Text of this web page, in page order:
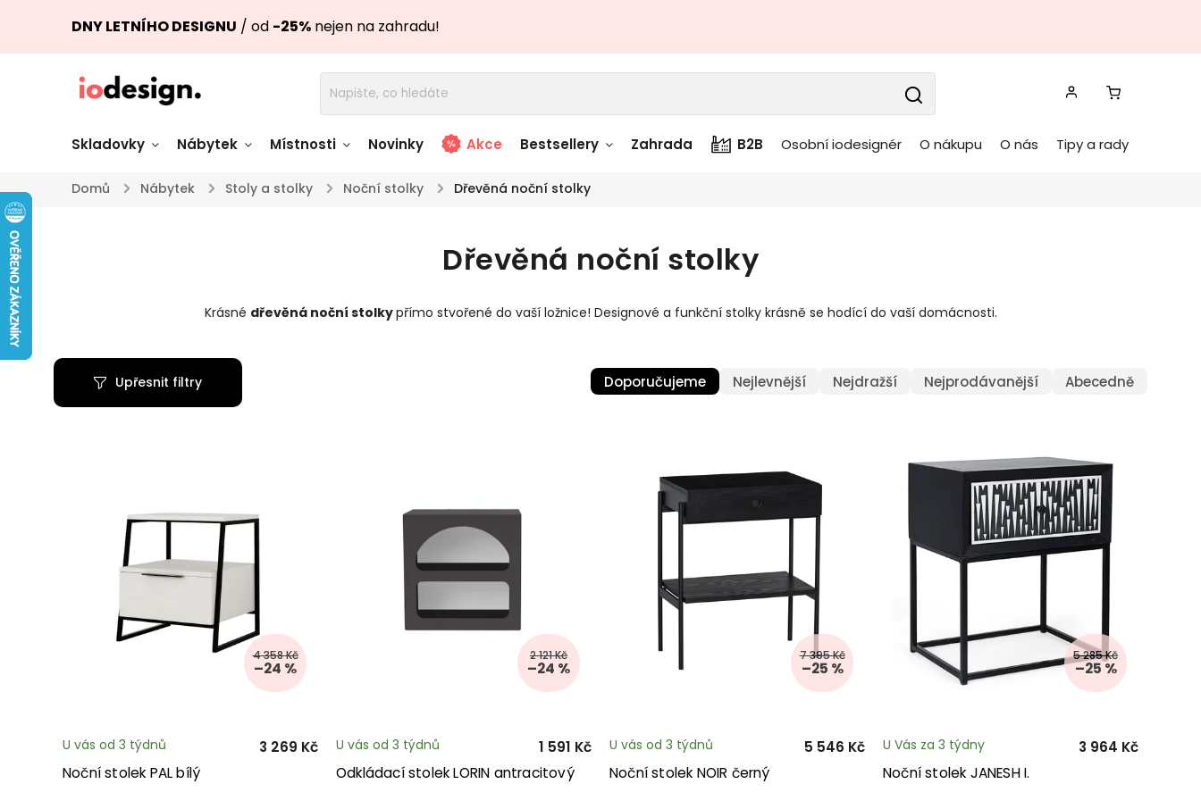
DNY LETNÍHO DESIGNU / od -25% nejen na zahradu!
Skladovky
Židle skladem Stoly skladem Stolky skladem
Zahradní nábytek
skladem
Doplňky a
Textílie skladem
Nádobí skladem
Nábytek Místnosti Novinky Akce Bestsellery Zahrada B2B Osobní iodesignér O nákupu O nás Tipy a rady
Domů / Nábytek / Stoly a stolky / Noční stolky / Dřevěná noční stolky
Dřevěná noční stolky
Krásné dřevěná noční stolkypřímo stvořené do vaší ložnice! Designové a funkční stolky krásně se hodící do vaší domácnosti.
Doporučujeme Nejlevnější Nejdražší Nejprodávanější Abecedně
Upřesnit filtry
4 358 Kč
–24 %
Noční stolek PAL bílý
U vás od 3 týdnů 3 269 Kč
2 121 Kč
–24 %
Odkládací stolek LORIN antracitový
U vás od 3 týdnů 1 591 Kč
7 395 Kč
–25 %
Noční stolek NOIR černý
U vás od 3 týdnů 5 546 Kč
5 285 Kč
–25 %
Noční stolek JANESH I.
U Vás za 3 týdny 3 964 Kč